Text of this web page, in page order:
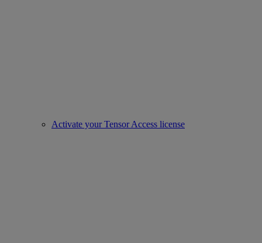
Activate your Tensor Access license